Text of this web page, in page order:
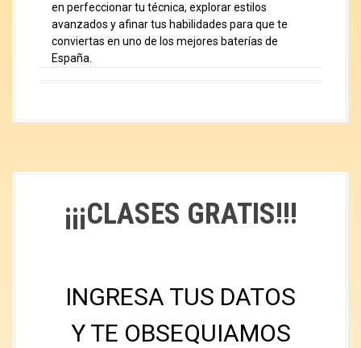
en perfeccionar tu técnica, explorar estilos
avanzados y afinar tus habilidades para que te
conviertas en uno de los mejores baterías de
España.
¡¡¡CLASES GRATIS!!!
INGRESA TUS DATOS
Y TE OBSEQUIAMOS